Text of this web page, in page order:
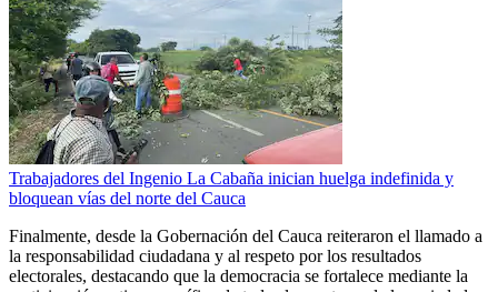
Trabajadores del Ingenio La Cabaña inician huelga indefinida y
bloquean vías del norte del Cauca
Finalmente, desde la Gobernación del Cauca reiteraron el llamado a
la responsabilidad ciudadana y al respeto por los resultados
electorales, destacando que la democracia se fortalece mediante la